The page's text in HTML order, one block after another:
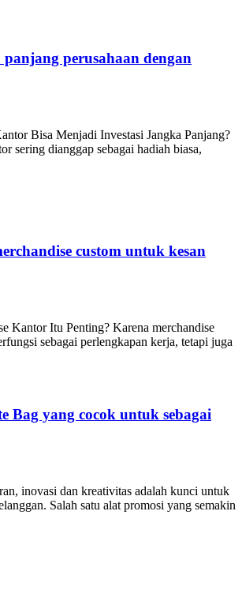
perusahaan dengan
Bisa Menjadi Investasi Jangka Panjang?
sering dianggap sebagai hadiah biasa,
custom untuk kesan
Kantor Itu Penting? Karena merchandise
sebagai perlengkapan kerja, tetapi juga
Bag yang cocok untuk sebagai
inovasi dan kreativitas adalah kunci untuk
Salah satu alat promosi yang semakin